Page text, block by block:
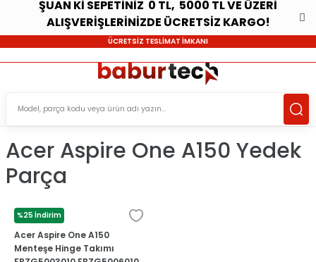
ŞUAN Kİ SEPETİNİZ 0 TL, 5000 TL VE ÜZERİ
ALIŞVERİŞLERİNİZDE ÜCRETSİZ KARGO!
ÜCRETSİZ TESLİMAT İMKANI
Acer Aspire One A150 Yedek
Parça
%25 İndirim
ACER
Acer Aspire One A150
Menteşe Hinge Takımı